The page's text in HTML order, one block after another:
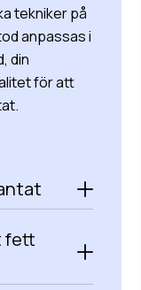
tekniker på
anpassas i
din
för att
fett